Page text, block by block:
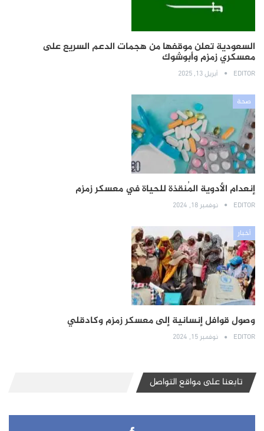
السعودية تعلن موقفها من هجمات الدعم السريع على
معسكري زمزم وأبوشوك
EDITOR أبريل 13, 2025
صحة
إنعدام الأدوية المُنقذة للحياة في معسكر زمزم
EDITOR نوفمبر 18, 2024
أخبار
وصول قوافل إنسانية إلى معسكر زمزم وكادقلي
EDITOR نوفمبر 15, 2024
تابعنا على مواقع التواصل